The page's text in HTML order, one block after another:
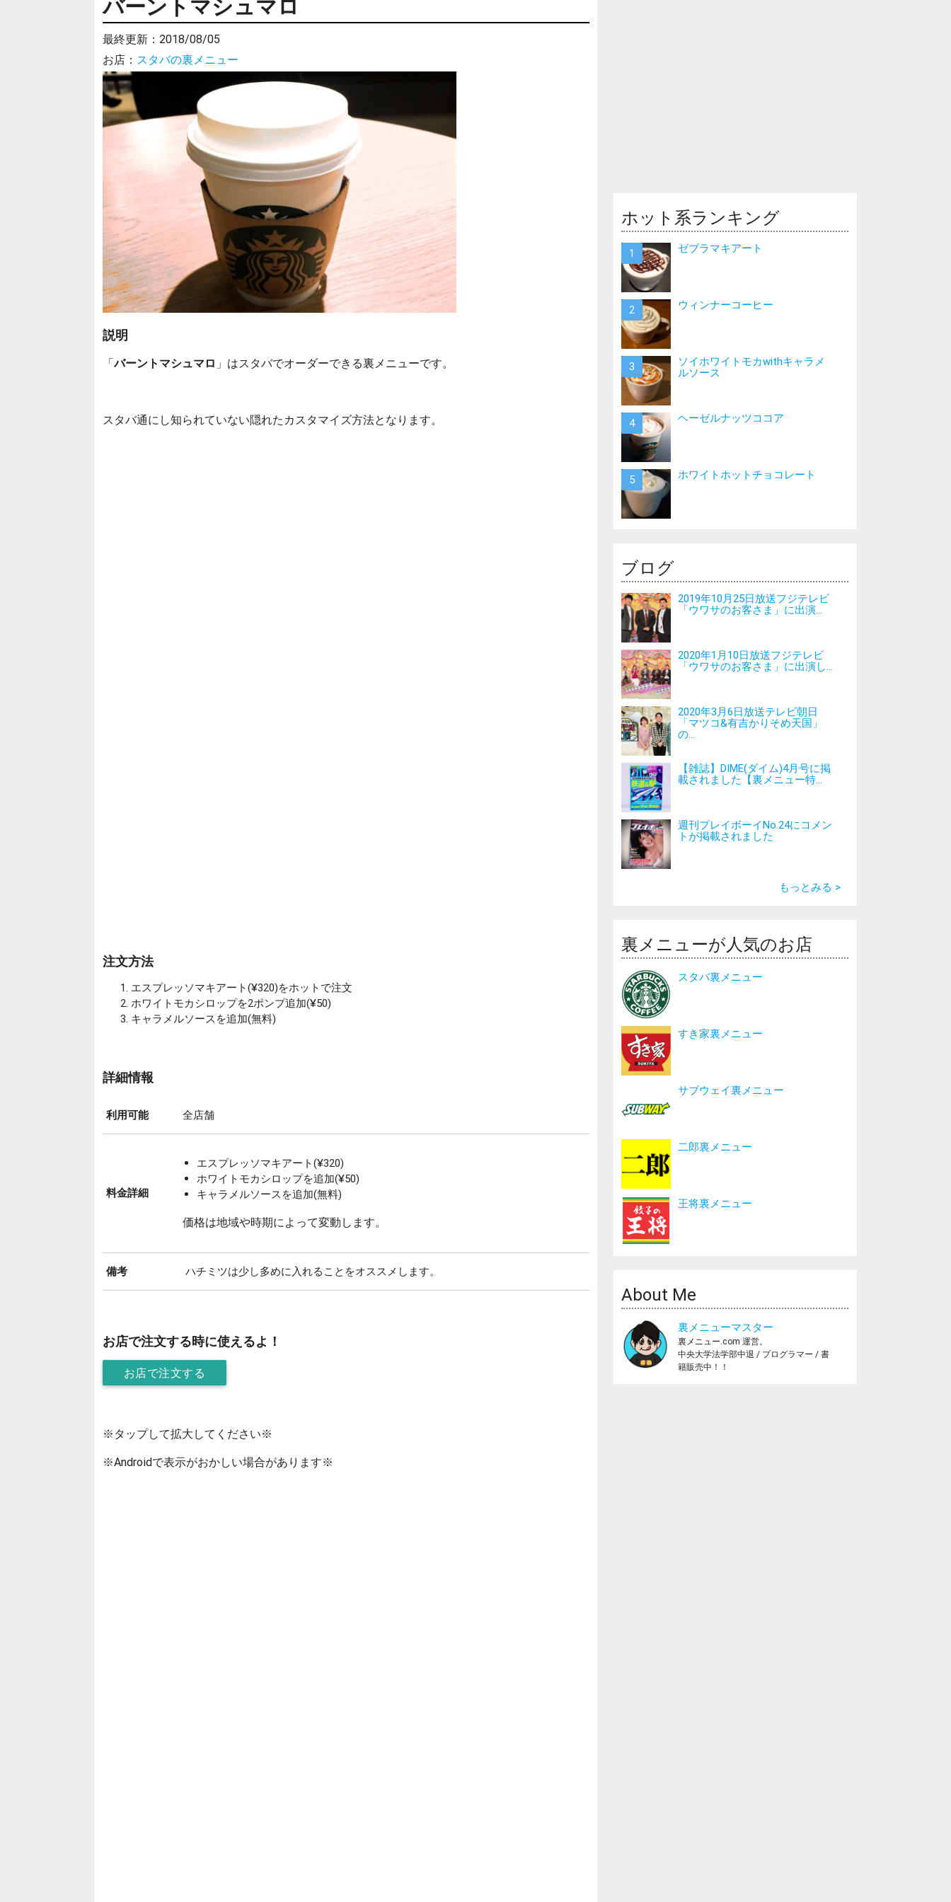
バーントマシュマロ
最終更新： 2018/08/05
お店： スタバの裏メニュー
説明
「バーントマシュマロ 」はスタバでオーダーできる裏メニューです。
スタバ通にし知られていない隠れたカスタマイズ方法となります。
注文方法
エスプレッソマキアート(¥320)をホットで注文
ホワイトモカシロップを2ポンプ追加(¥50)
キャラメルソースを追加(無料)
詳細情報
利用可能 全店舗
料金詳細
エスプレッソマキアート(¥320)
ホワイトモカシロップを追加(¥50)
キャラメルソースを追加(無料)
価格は地域や時期によって変動します。
備考 ハチミツは少し多めに入れることをオススメします。
お店で注文する時に使えるよ！
お店で注文する
※タップして拡大してください※
※Androidで表示がおかしい場合があります※
ホット系ランキング
ゼブラマキアート
ウィンナーコーヒー
ソイホワイトモカwithキャラメ
ルソース
ヘーゼルナッツココア
ホワイトホットチョコレート
ブログ
2019年10月25日放送フジテレビ
「ウワサのお客さま」に出演...
2020年1月10日放送フジテレビ
「ウワサのお客さま」に出演し...
2020年3月6日放送テレビ朝日
「マツコ&有吉かりそめ天国」
の...
【雑誌】DIME(ダイム)4月号に掲
載されました【裏メニュー特...
週刊プレイボーイNo.24にコメン
トが掲載されました
もっとみる >
裏メニューが人気のお店
スタバ裏メニュー
すき家裏メニュー
サブウェイ裏メニュー
二郎裏メニュー
王将裏メニュー
About Me
裏メニューマスター
裏メニュー.com 運営。
中央大学法学部中退 / プログラマー / 書
籍販売中！！